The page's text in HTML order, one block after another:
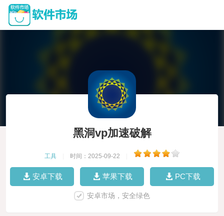
黑洞vp加速破解
工具 时间：2025-09-22
安卓下载 苹果下载 PC下载
安卓市场，安全绿色